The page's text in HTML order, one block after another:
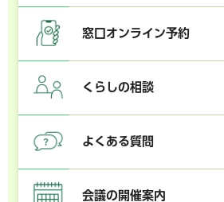
窓口オンライン予約
くらしの相談
よくある質問
会議の開催案内